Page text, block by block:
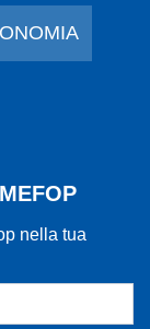
nella tua